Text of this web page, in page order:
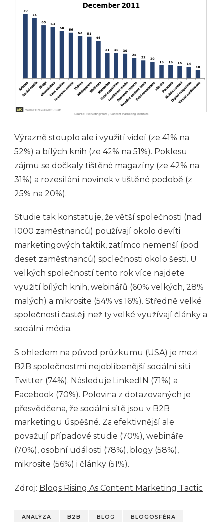
Výrazně stouplo ale i využití videí (ze 41% na
52%) a bílých knih (ze 42% na 51%). Poklesu
zájmu se dočkaly tištěné magazíny (ze 42% na
31%) a rozesílání novinek v tištěné podobě (z
25% na 20%).
Studie tak konstatuje, že větší společnosti (nad
1000 zaměstnanců) používají okolo devíti
marketingových taktik, zatímco nemenší (pod
deset zaměstnanců) společnosti okolo šesti. U
velkých společností tento rok více najdete
využití bílých knih, webinářů (60% velkých, 28%
malých) a mikrosite (54% vs 16%). Středně velké
společnosti častěji než ty velké využívají články a
sociální média.
S ohledem na původ průzkumu (USA) je mezi
B2B společnostmi nejoblíbenější sociální sítí
Twitter (74%). Následuje LinkedIN (71%) a
Facebook (70%). Polovina z dotazovaných je
přesvědčena, že sociální sítě jsou v B2B
marketingu úspěšné. Za efektivnější ale
považují případové studie (70%), webináře
(70%), osobní události (78%), blogy (58%),
mikrosite (56%) i články (51%).
Zdroj: Blogs Rising As Content Marketing Tactic
ANALÝZA B2B BLOG BLOGOSFÉRA